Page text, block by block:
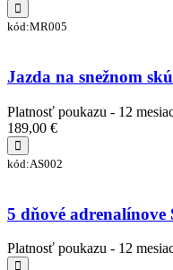
kód:MR005
Jazda na snežnom
Platnosť poukazu - 12
189,00 €
kód:AS002
5 dňové adrenalínove
Platnosť poukazu - 12